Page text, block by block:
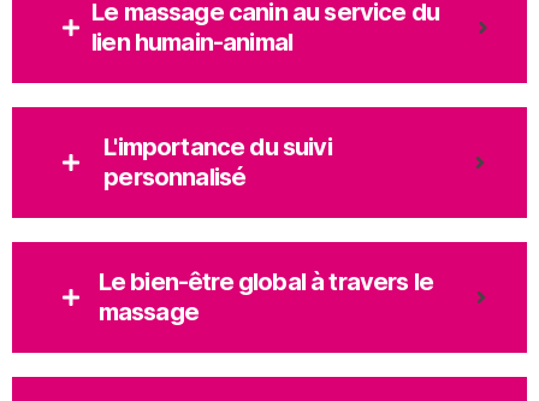
Le massage canin au service du
lien humain-animal
L'importance du suivi
personnalisé
Le bien-être global à travers le
massage